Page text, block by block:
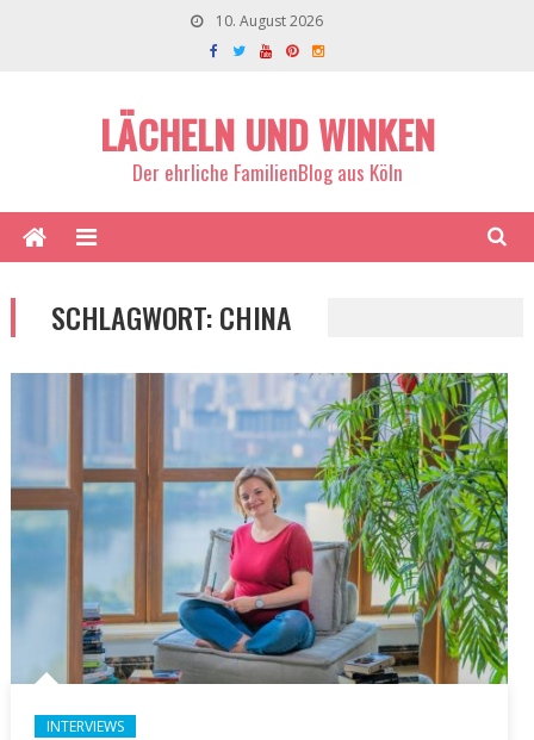
10. August 2026
LÄCHELN UND WINKEN
Der ehrliche FamilienBlog aus Köln
SCHLAGWORT:CHINA
INTERVIEWS